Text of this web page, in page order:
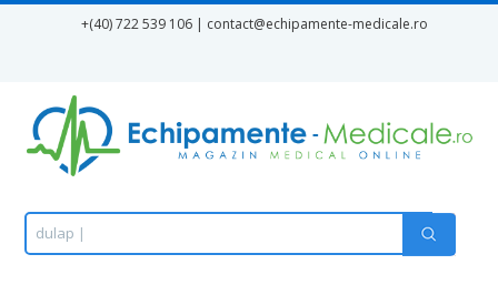
+(40) 722 539 106 | contact@echipamente-medicale.ro
Formular de căutare
Căutare
.dulap m